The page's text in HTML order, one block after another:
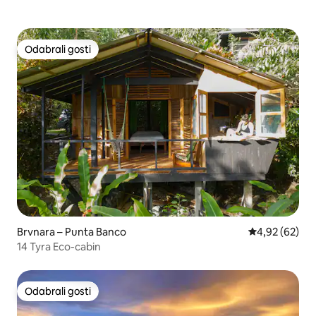
Odabrali gosti
Odabrali gosti
Brvnara – Punta Banco Prosječna
4,92 (62)
14 Tyra Eco-cabin
Odabrali gosti
Odabrali gosti